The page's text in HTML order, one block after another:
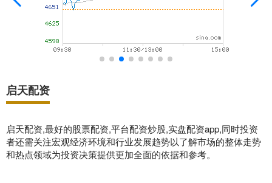
启天配资
启天配资,最好的股票配资,平台配资炒股,实盘配资app,同时投资
者还需关注宏观经济环境和行业发展趋势以了解市场的整体走势
和热点领域为投资决策提供更加全面的依据和参考。